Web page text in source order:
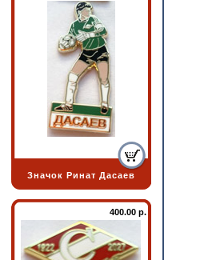
Значок Ринат Дасаев
400.00 р.